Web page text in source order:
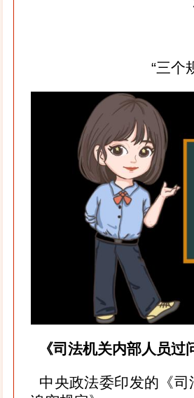
“三个
《司法机关内部人员
中央政法委印发的《